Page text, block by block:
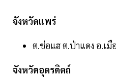
จังหวัดแพร่
ต.ช่อแฮ ต.ป่าแดง อ.เมื
จังหวัดอุตรดิตถ์